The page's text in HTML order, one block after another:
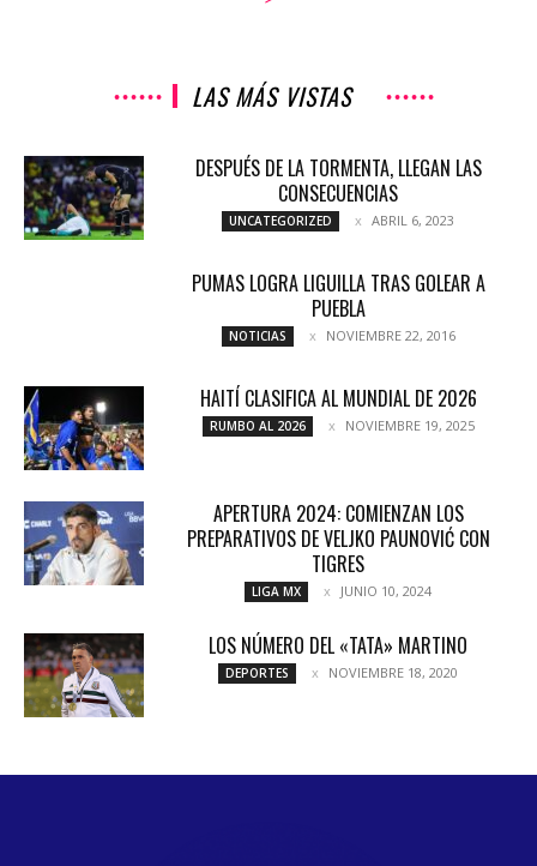
LAS MÁS VISTAS
DESPUÉS DE LA TORMENTA, LLEGAN LAS
CONSECUENCIAS
UNCATEGORIZED ABRIL 6, 2023
PUMAS LOGRA LIGUILLA TRAS GOLEAR A
PUEBLA
NOTICIAS NOVIEMBRE 22, 2016
HAITÍ CLASIFICA AL MUNDIAL DE 2026
RUMBO AL 2026 NOVIEMBRE 19, 2025
APERTURA 2024: COMIENZAN LOS
PREPARATIVOS DE VELJKO PAUNOVIĆ CON
TIGRES
LIGA MX JUNIO 10, 2024
LOS NÚMERO DEL «TATA» MARTINO
DEPORTES NOVIEMBRE 18, 2020